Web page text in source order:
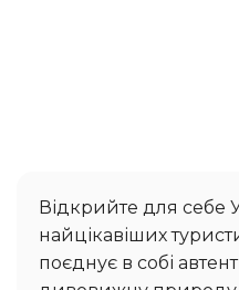
Відкрийте для себе Уругвай - одне з
найцікавіших
поєднує в собі